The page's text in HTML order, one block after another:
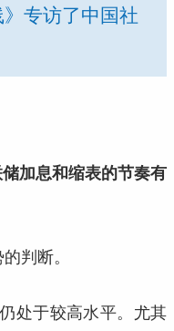
专访了中国社
加息和缩表的节奏有
判断。
处于较高水平。尤其